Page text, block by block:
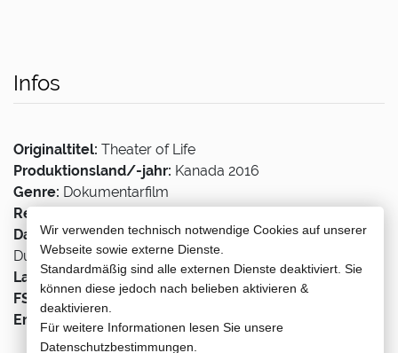
Infos
Originaltitel: Theater of Life
Produktionsland/-jahr: Kanada 2016
Genre: Dokumentarfilm
Regie:
Darsteller:Massimo Bottura, Ferran Adrià, Alain
Ducasse, Luca Fantin, Alex Atala
Lauflänge:93 min
FSK:0
Erscheinungstermin:
02.03.2018
Wir verwenden technisch notwendige Cookies auf unserer
Webseite sowie externe Dienste.
Standardmäßig sind alle externen Dienste deaktiviert. Sie
können diese jedoch nach belieben aktivieren &
deaktivieren.
Für weitere Informationen lesen Sie unsere
Datenschutzbestimmungen.